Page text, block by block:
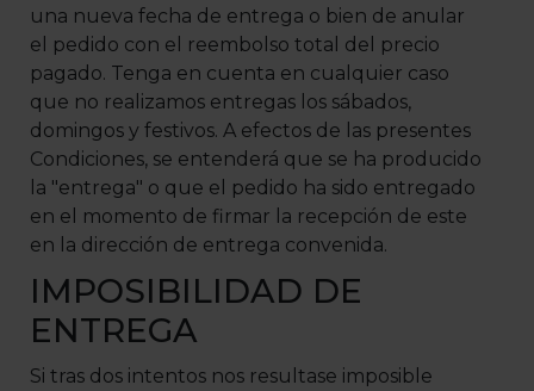
una nueva fecha de entrega o bien de anular
el pedido con el reembolso total del precio
pagado. Tenga en cuenta en cualquier caso
que no realizamos entregas los sábados,
domingos y festivos. A efectos de las presentes
Condiciones, se entenderá que se ha producido
la "entrega" o que el pedido ha sido entregado
en el momento de firmar la recepción de este
en la dirección de entrega convenida.
IMPOSIBILIDAD DE
ENTREGA
Si tras dos intentos nos resultase imposible